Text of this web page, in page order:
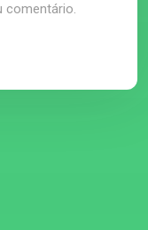
comentário.